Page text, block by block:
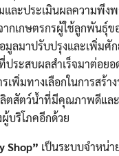
ละประเมินผลความพึง
กเกษตรกรผู้ใช้ลูกพันธุ์ข
มูลมาปรับปรุงและเพิ่มศั
ประสบผลสำเร็จมาต่อย
พิ่มทางเลือกในการสร้าง
ลิตสัตว์น้ำที่มีคุณภาพดีแล
บริโภคอีกด้วย
Shop” เป็นระบบจำหน่